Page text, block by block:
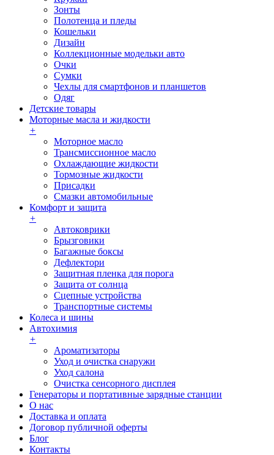
Зонты
Полотенца и пледы
Кошельки
Дизайн
Коллекционные модельки авто
Очки
Сумки
Чехлы для смартфонов и планшетов
Одяг
Детские товары
Моторные масла и жидкости
+
Моторное масло
Трансмиссионное масло
Охлаждающие жидкости
Тормозные жидкости
Присадки
Смазки автомобильные
Комфорт и защита
+
Автоковрики
Брызговики
Багажные боксы
Дефлектори
Защитная пленка для порога
Защита от солнца
Сцепные устройства
Транспортные системы
Колеса и шины
Автохимия
+
Ароматизаторы
Уход и очистка снаружи
Уход салона
Очистка сенсорного дисплея
Генераторы и портативные зарядные станции
О нас
Доставка и оплата
Договор публичной оферты
Блог
Контакты